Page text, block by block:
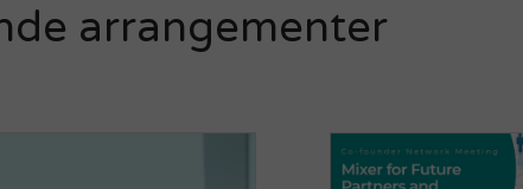
arrangementer